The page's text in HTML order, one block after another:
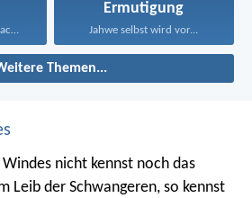
Schau nicht ängstlich nach...
Ermutigung
Jahwe selbst wird vor...
Themen...
nicht kennst noch das
Leib der Schwangeren, so kennst